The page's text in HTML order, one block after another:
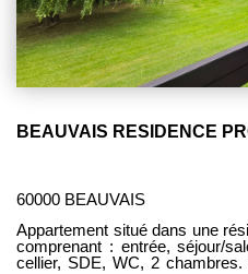
BEAUVAIS RESIDENCE
60000 BEAUVAIS
Appartement situé dans une
comprenant : entrée, séjour/
cellier, SDE, WC, 2 chambres.